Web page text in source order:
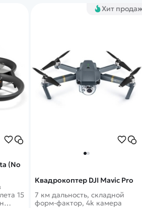
(No
15
Хит
Квадрокоптер DJI Mavic Pro
7 км дальность, складной
форм-фактор, 4k камера